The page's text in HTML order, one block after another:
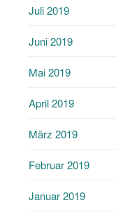
Juli 2019
Juni 2019
Mai 2019
April 2019
März 2019
Februar 2019
Januar 2019